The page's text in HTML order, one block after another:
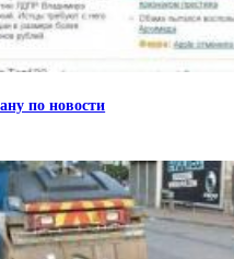
по новости